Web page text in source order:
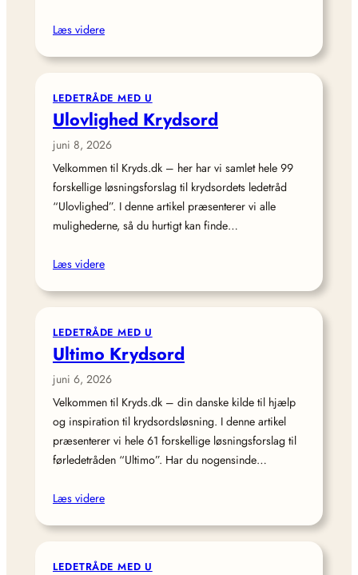
Læs videre
LEDETRÅDE MED U
Ulovlighed Krydsord
juni 8, 2026
Velkommen til Kryds.dk – her har vi samlet hele 99
forskellige løsningsforslag til krydsordets ledetråd
“Ulovlighed”. I denne artikel præsenterer vi alle
mulighederne, så du hurtigt kan finde…
Læs videre
LEDETRÅDE MED U
Ultimo Krydsord
juni 6, 2026
Velkommen til Kryds.dk – din danske kilde til hjælp
og inspiration til krydsordsløsning. I denne artikel
præsenterer vi hele 61 forskellige løsningsforslag til
førledetråden “Ultimo”. Har du nogensinde…
Læs videre
LEDETRÅDE MED U